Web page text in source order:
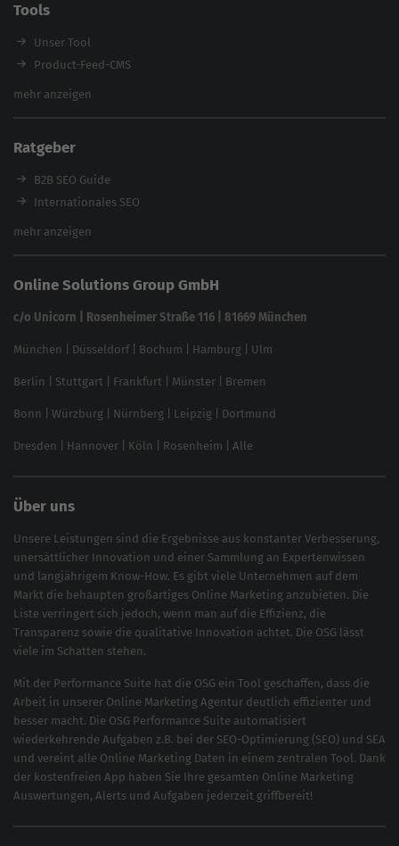
Enterprise SEO Agentur
Workshops
Tools
Unser Tool
Product-Feed-CMS
Website Analyse
Backlink-Check
Ladezeiten-Check
Brand Protection Tool
Website SEO Check
feed2content.ai
mehr anzeigen
Ratgeber
B2B SEO Guide
Internationales SEO
eCommerce SEO
In ChatGPT gefunden werden
Linkbuilding 2025
Local SEO
SEO für Online Shops
Brand Monitoring 2025
mehr anzeigen
Online Solutions Group GmbH
c/o Unicorn | Rosenheimer Straße 116 | 81669 München
München Düsseldorf| Bochum Hamburg Ulm
Berlin Stuttgart Frankfurt Münster Bremen
Bonn Würzburg Nürnberg Leipzig Dortmund
Dresden Hannover Köln Rosenheim Alle
Über uns
Unsere Leistungen sind die Ergebnisse aus konstanter Verbesserung,
unersättlicher Innovation und einer Sammlung an Expertenwissen
und langjährigem Know-How. Es gibt viele Unternehmen auf dem
Markt die behaupten großartiges Online Marketing anzubieten. Die
Liste verringert sich jedoch, wenn man auf die Effizienz, die
Transparenz sowie die qualitative Innovation achtet. Die OSG lässt
viele im Schatten stehen.
Mit der Performance Suite hat die OSG ein Tool geschaffen, dass die
Arbeit in unserer Online Marketing Agentur deutlich effizienter und
besser macht. Die OSG Performance Suite automatisiert
wiederkehrende Aufgaben z.B. bei der SEO-Optimierung (SEO) und SEA
und vereint alle Online Marketing Daten in einem zentralen Tool. Dank
der kostenfreien App haben Sie Ihre gesamten Online Marketing
Auswertungen, Alerts und Aufgaben jederzeit griffbereit!